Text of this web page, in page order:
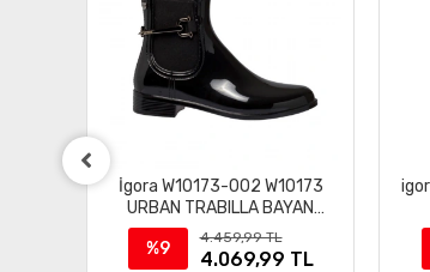
İgora W10173-002 W10173
URBAN TRABILLA BAYAN
YAMUR ZMES
%9
4.459,99 TL
4.069,99 TL